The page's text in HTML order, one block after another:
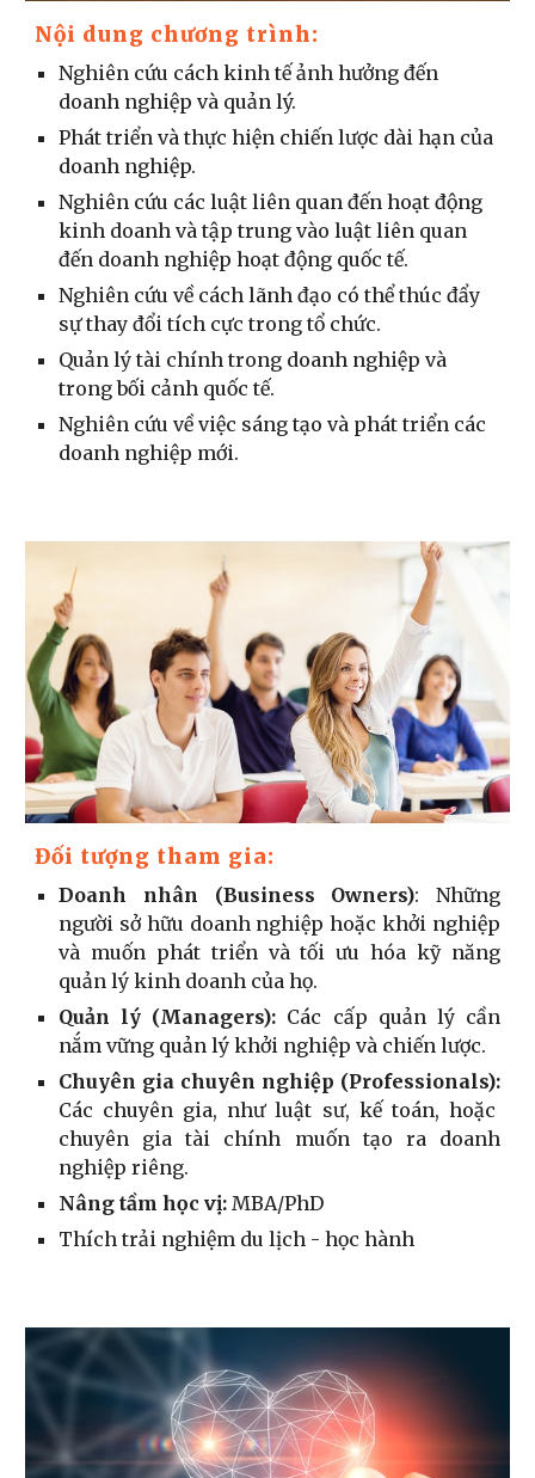
Nội dung chương trình:
Nghiên cứu cách kinh tế ảnh hưởng đến
doanh nghiệp và quản lý.
Phát triển và thực hiện chiến lược dài hạn của
doanh nghiệp.
Nghiên cứu các luật liên quan đến hoạt động
kinh doanh và tập trung vào luật liên quan
đến doanh nghiệp hoạt động quốc tế.
Nghiên cứu về cách lãnh đạo có thể thúc đẩy
sự thay đổi tích cực trong tổ chức.
Quản lý tài chính trong doanh nghiệp và
trong bối cảnh quốc tế.
Nghiên cứu về việc sáng tạo và phát triển các
doanh nghiệp mới.
Đối tượng tham gia:
Doanh nhân (Business Owners): Những
người sở hữu doanh nghiệp hoặc khởi nghiệp
và muốn phát triển và tối ưu hóa kỹ năng
quản lý kinh doanh của họ.
Quản lý (Managers): Các cấp quản lý cần
nắm vững quản lý khởi nghiệp và chiến lược.
Chuyên gia chuyên nghiệp (Professionals):
Các chuyên gia, như luật sư, kế toán, hoặc
chuyên gia tài chính muốn tạo ra doanh
nghiệp riêng.
Nâng tầm học vị: MBA/PhD
Thích trải nghiệm du lịch - học hành